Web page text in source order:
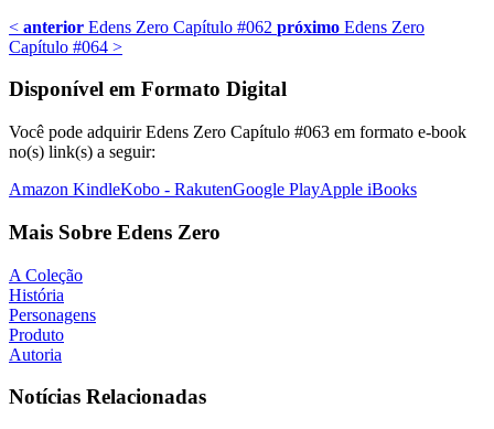
< anterior Edens Zero Capítulo #062 próximo Edens Zero
Capítulo #064 >
Disponível em Formato Digital
Você pode adquirir Edens Zero Capítulo #063 em formato e-book
no(s) link(s) a seguir:
Amazon KindleKobo - RakutenGoogle PlayApple iBooks
Mais Sobre Edens Zero
A Coleção
História
Personagens
Produto
Autoria
Notícias Relacionadas